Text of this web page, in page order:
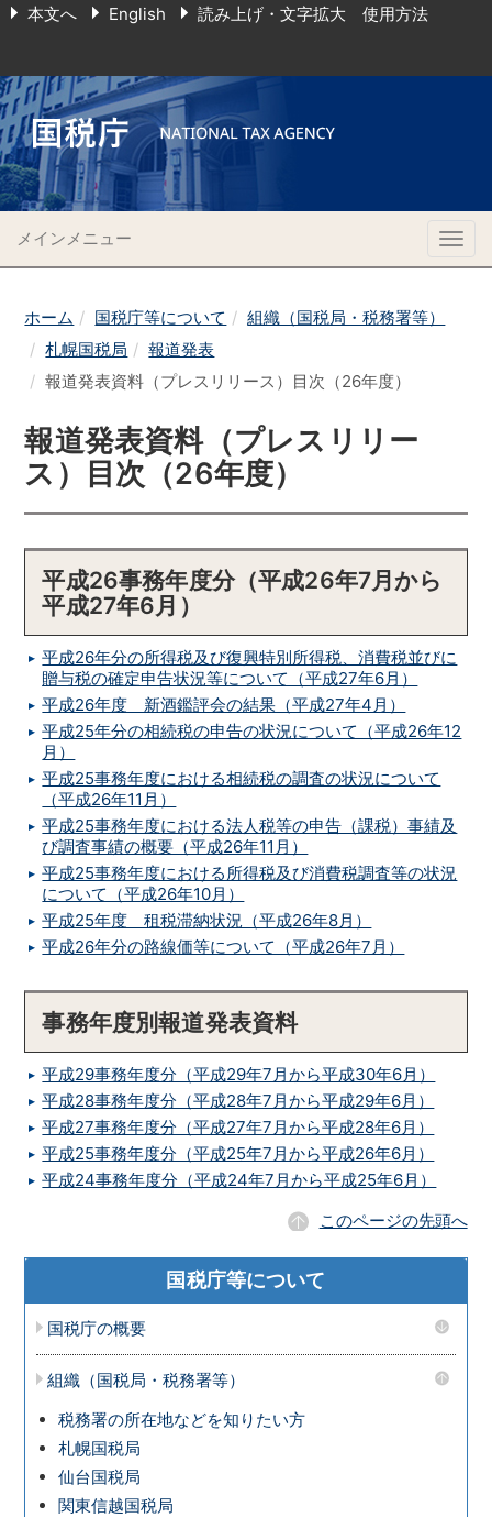
本文へ English 読み上げ・文字拡大 使用方法
メインメニュー
ホーム 国税庁等について
組織（国税局・税務署等）
札幌国税局
報道発表
報道発表資料（プレスリリース）目次（26年度）
報道発表資料（プレスリリー
ス）目次（26年度）
平成26事務年度分（平成26年7月から
平成27年6月）
平成26年分の所得税及び復興特別所得税、消費税並びに
贈与税の確定申告状況等について（平成27年6月）
平成26年度 新酒鑑評会の結果（平成27年4月）
平成25年分の相続税の申告の状況について（平成26年12
月）
平成25事務年度における相続税の調査の状況について
（平成26年11月）
平成25事務年度における法人税等の申告（課税）事績及
び調査事績の概要（平成26年11月）
平成25事務年度における所得税及び消費税調査等の状況
について（平成26年10月）
平成25年度 租税滞納状況（平成26年8月）
平成26年分の路線価等について（平成26年7月）
事務年度別報道発表資料
平成29事務年度分（平成29年7月から平成30年6月）
平成28事務年度分（平成28年7月から平成29年6月）
平成27事務年度分（平成27年7月から平成28年6月）
平成25事務年度分（平成25年7月から平成26年6月）
平成24事務年度分（平成24年7月から平成25年6月）
このページの先頭へ
国税庁等について
国税庁の概要
組織（国税局・税務署等）
税務署の所在地などを知りたい方
札幌国税局
仙台国税局
関東信越国税局